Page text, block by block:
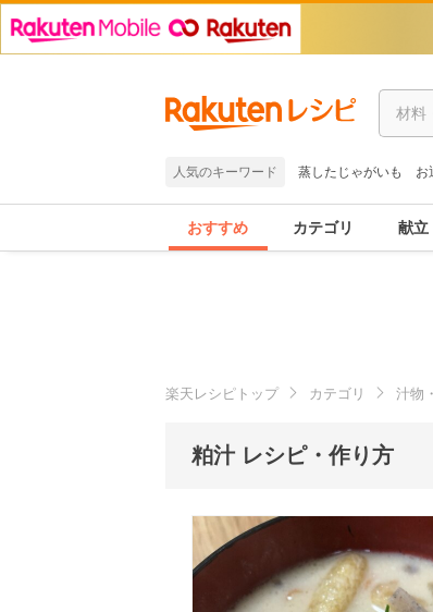
人気のキーワード 蒸したじゃがいも お
おすすめ カテゴリ 献立
楽天レシピトップ カテゴリ 汁物
粕汁 レシピ・作り方